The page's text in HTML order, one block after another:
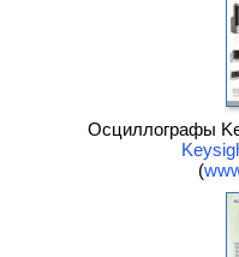
Осциллографы
(